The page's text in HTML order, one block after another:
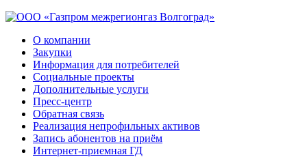
О компании
Закупки
Информация для потребителей
Социальные проекты
Дополнительные услуги
Пресс-центр
Обратная связь
Реализация непрофильных активов
Запись абонентов на приём
Интернет-приемная ГД